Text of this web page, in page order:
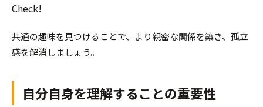
Check!
共通の趣味を見つけることで、より親密な関係を築き、孤立
感を解消しましょう。
自分自身を理解することの重要性